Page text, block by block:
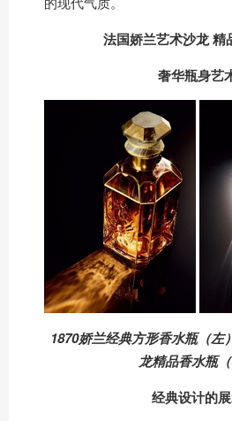
法国娇兰艺术沙龙 精
奢华瓶身艺
1870娇兰经典方形香水瓶（左
龙精品香水瓶（
经典设计的